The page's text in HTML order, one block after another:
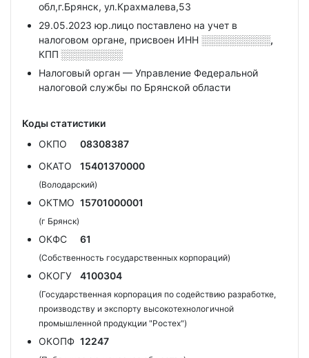
обл,г.Брянск, ул.Крахмалева,53
29.05.2023 юр.лицо поставлено на учет в
налоговом органе, присвоен ИНН ░░░░░░░░░░,
КПП ░░░░░░░░░
Налоговый орган — Управление Федеральной
налоговой службы по Брянской области
Коды статистики
ОКПО
08308387
ОКАТО
15401370000
(Володарский)
ОКТМО 15701000001
(г Брянск)
ОКФС 61
(Собственность государственных корпораций)
ОКОГУ 4100304
(Государственная корпорация по содействию разработке,
производству и экспорту высокотехнологичной
промышленной продукции "Ростех")
ОКОПФ 12247